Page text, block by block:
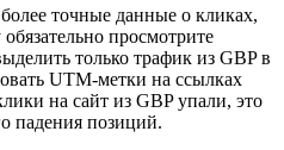
точные данные о кликах,
просмотрите
только трафик из GBP в
UTM-метки на ссылках
на сайт из GBP упали, это
падения позиций.